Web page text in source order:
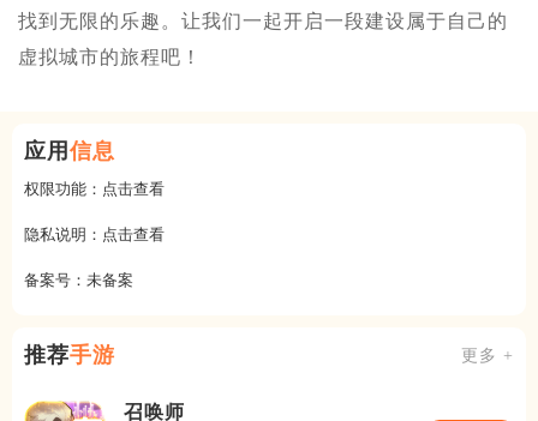
找到无限的乐趣。让我们一起开启一段建设属于自己的
虚拟城市的旅程吧！
应用 信息
权限功能： 点击查看
隐私说明： 点击查看
备案号： 未备案
推荐手游 更多 +
召唤师